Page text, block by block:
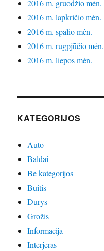
2016 m. gruodžio mėn.
2016 m. lapkričio mėn.
2016 m. spalio mėn.
2016 m. rugpjūčio mėn.
2016 m. liepos mėn.
KATEGORIJOS
Auto
Baldai
Be kategorijos
Buitis
Durys
Grožis
Informacija
Interjeras